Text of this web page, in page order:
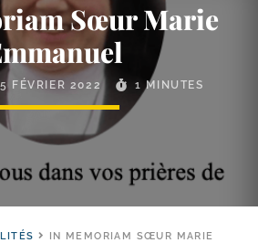
Sœur Marie
FÉVRIER 2022 1 MINUTES
IN MEMORIAM SŒUR MARIE